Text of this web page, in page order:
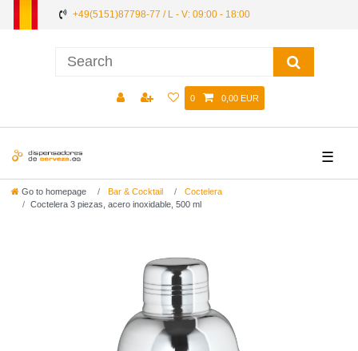
+49(5151)87798-77 / L - V: 09:00 - 18:00
0 0,00 EUR
☰
Go to homepage Bar & Cocktail
Coctelera
Coctelera 3 piezas, acero inoxidable, 500 ml